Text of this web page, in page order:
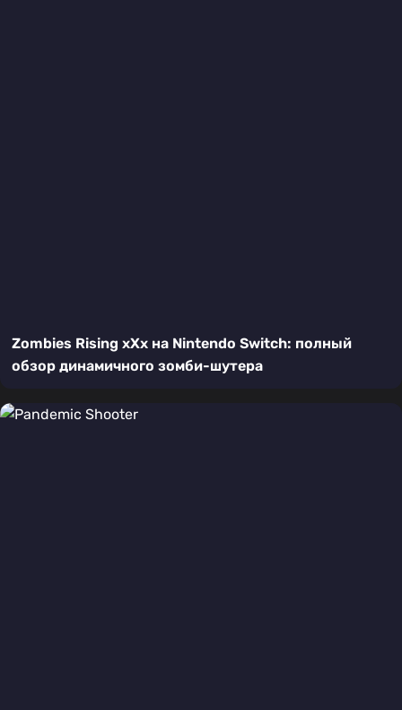
Zombies Rising xXx на Nintendo Switch: полный
обзор динамичного зомби-шутера